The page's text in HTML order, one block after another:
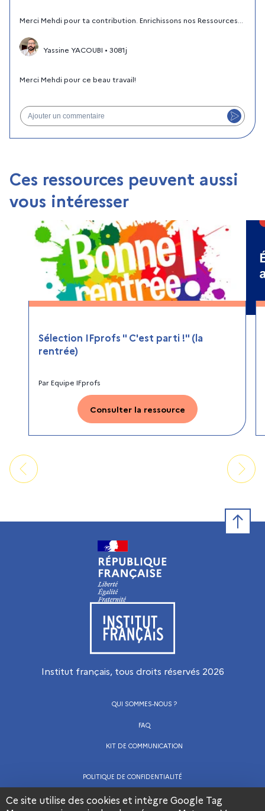
Merci Mehdi pour ta contribution. Enrichissons nos Ressources...
Yassine YACOUBI • 3081j
Merci Mehdi pour ce beau travail!
Ajouter un commentaire
Ces ressources peuvent aussi
vous intéresser
Sélection IFprofs " C'est parti !" (la
rentrée)
ParEquipe IFprofs
Consulter la ressource
Visiter le site de l’Institut français
Institut français, tous droits réservés 2026
QUI SOMMES-NOUS ?
FAQ
KIT DE COMMUNICATION
POLITIQUE DE CONFIDENTIALITÉ
CGU
Ce site utilise des cookies et intègre Google Tag